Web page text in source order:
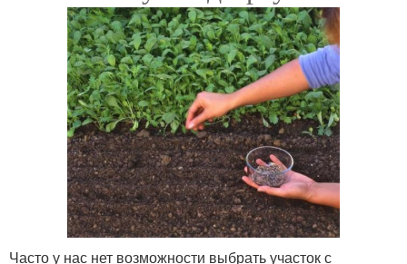
Часто у нас нет возможности выбрать участок с